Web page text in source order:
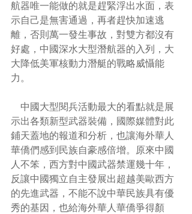
航器唯一能做的就是趕緊浮出水面，表
示自己是無害通過，再者趕快加速逃
離，否則萬一發生事故，對雙方都沒有
好處，中國深水大型潛航器的入列，大
大降低美軍核動力潛艇的戰略威懾能
力。
示出各類新型武器裝備，國際媒體對此
鋪天蓋地的報道和分析，也讓海外華人
華僑們感到民族自豪感倍增。原來中國
人不笨，西方對中國武器禁運幾十年，
反讓中國獨立自主發展出超越美歐西方
的先進武器，不能不說中華民族具有優
秀的基因，也給海外華人華僑爭得顏